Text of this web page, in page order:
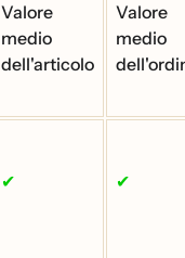
Valore
medio
dell'articolo
Valore
medio
✔ ✔